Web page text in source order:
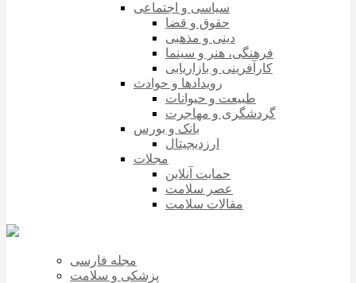
سیاسی و اجتماعی
حقوق و قضا
دینی و مذهبی
فرهنگی، هنر و سینما
کارآفرینی و بازاریابی
رویدادها و حوادث
طبیعت و حیوانات
گردشگری و مهاجرت
بانک و بورس
ارزدیجیتال
مجلات
حمایت آنلاین
عصر سلامت
مقالات سلامت
مجله فارسی
پزشکی و سلامت